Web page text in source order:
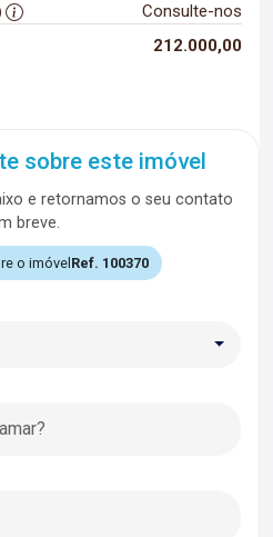
Consulte-nos
212.000,00
sobre este imóvel
e retornamos o seu contato
breve.
o imóvel Ref. 100370